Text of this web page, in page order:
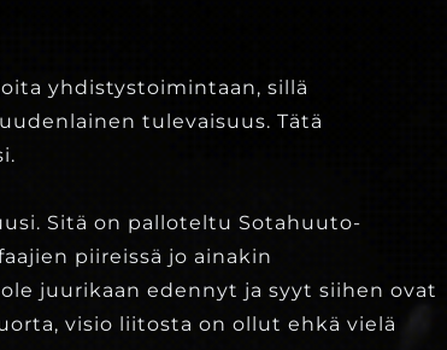
yhdistystoimintaan, sillä
tulevaisuus. Tätä
Sitä on palloteltu Sotahuuto-
piireissä jo ainakin
juurikaan edennyt ja syyt siihen ovat
visio liitosta on ollut ehkä vielä